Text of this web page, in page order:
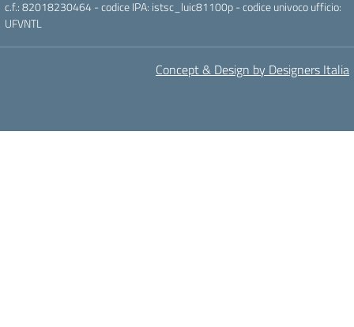
c.f.: 82018230464 - codice IPA: istsc_luic81100p - codice univoco ufficio:
UFVNTL
Concept & Design by Designers Italia